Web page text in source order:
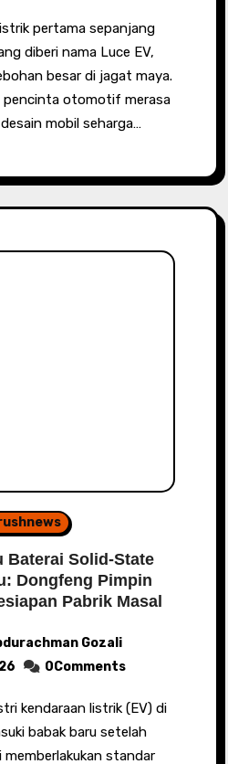
diberi nama Luce EV,
besar di jagat maya.
pencinta otomotif merasa
mobil seharga…
Baterai Solid-State
Dongfeng Pimpin
Pabrik Masal
Gozali
0Comments
babak baru setelah
standar